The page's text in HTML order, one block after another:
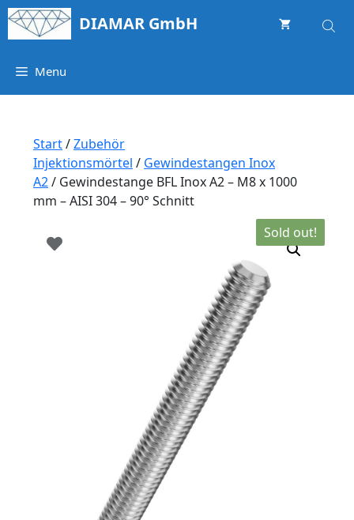
Springe
zum
DIAMAR GmbH
Menu
Start/Zubehör
Injektionsmörtel / Gewindestangen Inox
A2/ Gewindestange BFL Inox A2 – M8 x 1000
mm – AISI 304 – 90° Schnitt
Sold out!